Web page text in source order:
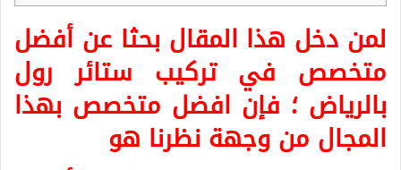
لمن دخل هذا المقال بحثا عن أفضل
متخصص في تركيب ستائر رول
بالرياض ؛ فإن افضل متخصص بهذا
المجال من وجهة نظرنا هو